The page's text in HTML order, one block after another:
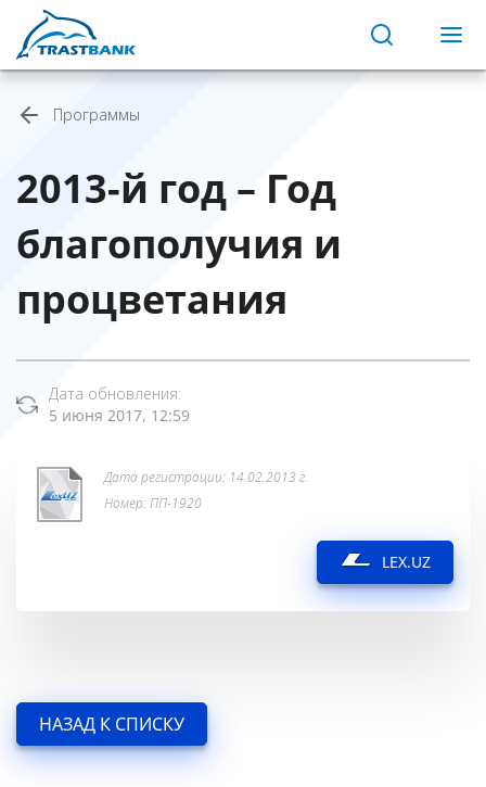
Программы
2013-й год – Год
благополучия и
процветания
Дата обновления:
5 июня 2017, 12:59
Дата регистрации: 14.02.2013 г.
Номер: ПП-1920
LEX.UZ
НАЗАД К СПИСКУ